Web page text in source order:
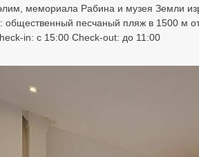
мемориала Рабина и музея Земли
общественный песчаный пляж в 1500 м
in: с 15:00 Check-out: до 11:00